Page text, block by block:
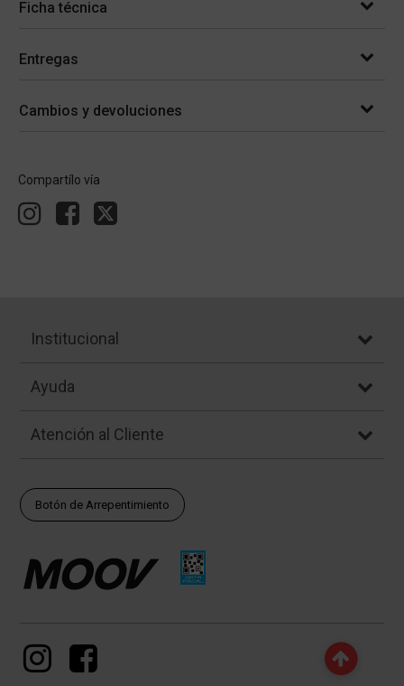
Ficha técnica
Entregas
Cambios y devoluciones
Compartílo vía
Institucional
Ayuda
Atención al Cliente
Botón de Arrepentimiento